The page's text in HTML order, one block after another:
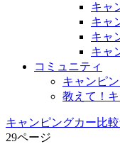
キャ
キャ
キャ
キャ
コミュニティ
キャンピ
教えて！
キャンピングカー比
29ページ